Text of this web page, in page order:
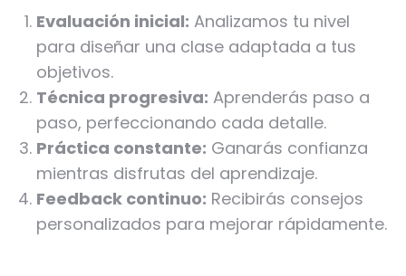
Evaluación inicial: Analizamos tu nivel
para diseñar una clase adaptada a tus
objetivos.
Técnica progresiva: Aprenderás paso a
paso, perfeccionando cada detalle.
Práctica constante: Ganarás confianza
mientras disfrutas del aprendizaje.
Feedback continuo: Recibirás consejos
personalizados para mejorar rápidamente.